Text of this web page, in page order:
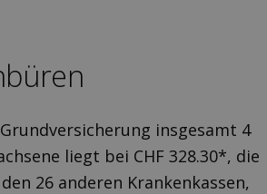
insgesamt 4
liegt bei CHF 328.30*, die
26 anderen Krankenkassen,